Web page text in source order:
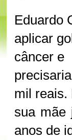
Eduardo
aplicar
câncer e
mil reais.
sua mãe
anos de